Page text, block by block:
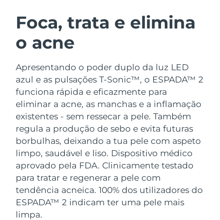
Foca, trata e elimina
o acne
Apresentando o poder duplo da luz LED
azul e as pulsações T-Sonic™, o ESPADA™ 2
funciona rápida e eficazmente para
eliminar a acne, as manchas e a inflamação
existentes - sem ressecar a pele. Também
regula a produção de sebo e evita futuras
borbulhas, deixando a tua pele com aspeto
limpo, saudável e liso. Dispositivo médico
aprovado pela FDA. Clinicamente testado
para tratar e regenerar a pele com
tendência acneica. 100% dos utilizadores do
ESPADA™ 2 indicam ter uma pele mais
limpa.
LUNA™ 4 kit
Anti-aging massage
LUNA™ 4 Plus
Massage, LED heating
LUNA™ 4 Men
For men, anti-aging massage
BEAR™ 2 kit
Microcurrent toning
BEAR™ 2 go
Microcurrent toning on-the-go
BEAR™ 2 eyes & lips
Microcurrent line smoothing device
Hidratação
UFO™ 3 kit
Deep facial hydration
UFO™ 3 LED
Near-infrared and red light therapy
device
Cuidado oral
issa™ 4
Hybrid silicone sonic toothbrush
issa™ 4 plus
Smart hybrid silicone sonic toothbrush
TRATAMENTO ANTIENVELHECIMENTO
FAQ™
Antienvelhecimento
NEW
Áustria Entrega prevista
Barein
Bélgica
Bermudas Entrega prevista8/15/26
Bósnia e
Herzegovina
Entrega prevista8/12/26
Brunei Entrega prevista8/14/26
Bulgária Entrega prevista8/9/26
Canadá Entrega prevista8/13/26
Chile